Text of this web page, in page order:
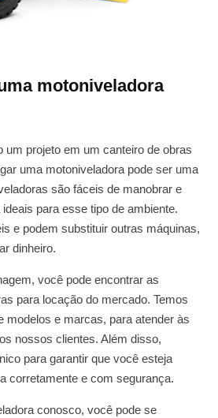
motoniveladora
um projeto em um canteiro de obras
uma motoniveladora pode ser uma
são fáceis de manobrar e
para esse tipo de ambiente.
e podem substituir outras máquinas,
dinheiro.
você pode encontrar as
para locação do mercado. Temos
modelos e marcas, para atender às
nossos clientes. Além disso,
para garantir que você esteja
corretamente e com segurança.
conosco, você pode se